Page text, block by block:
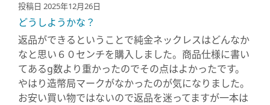
投稿日 2025年12月26日
どうしようかな？
返品ができるということで純金ネックレスはどんなか
なと思い６０センチを購入しました。商品仕様に書い
てあるg数より重かったのでその点はよかったです。
やはり造幣局マークがなかったのが気になりました。
お安い買い物ではないので返品を迷ってますが一本は